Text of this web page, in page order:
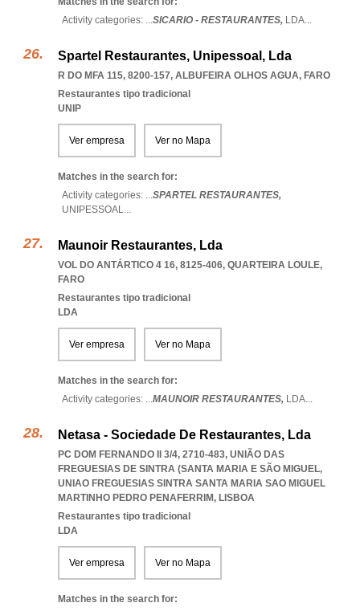
Activity categories: ...SICARIO - RESTAURANTES, LDA...
Spartel Restaurantes, Unipessoal, Lda
R DO MFA 115, 8200-157, ALBUFEIRA OLHOS AGUA, FARO
Restaurantes tipo tradicional
UNIP
Ver empresa Ver no Mapa
Matches in the search for:
Activity categories: ...SPARTEL RESTAURANTES,
UNIPESSOAL...
Maunoir Restaurantes, Lda
VOL DO ANTÁRTICO 4 16, 8125-406, QUARTEIRA LOULE,
FARO
Restaurantes tipo tradicional
LDA
Ver empresa Ver no Mapa
Matches in the search for:
Activity categories: ...MAUNOIR RESTAURANTES, LDA...
Netasa - Sociedade De Restaurantes, Lda
PC DOM FERNANDO II 3/4, 2710-483, UNIÃO DAS
FREGUESIAS DE SINTRA (SANTA MARIA E SÃO MIGUEL,
UNIAO FREGUESIAS SINTRA SANTA MARIA SAO MIGUEL
MARTINHO PEDRO PENAFERRIM, LISBOA
Restaurantes tipo tradicional
LDA
Ver empresa Ver no Mapa
Matches in the search for: